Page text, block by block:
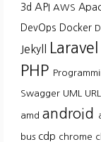
3d API AWS
DevOps Docker
Jekyll Laravel
PHP
Swagger UML
amd android
bus cdp chrome